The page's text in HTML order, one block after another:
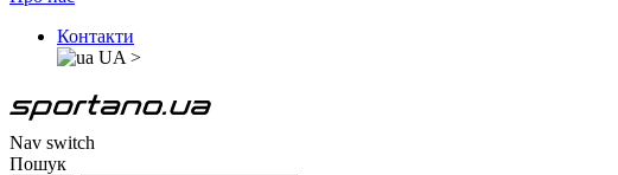
Контакти
UA >
Nav switch
Пошук